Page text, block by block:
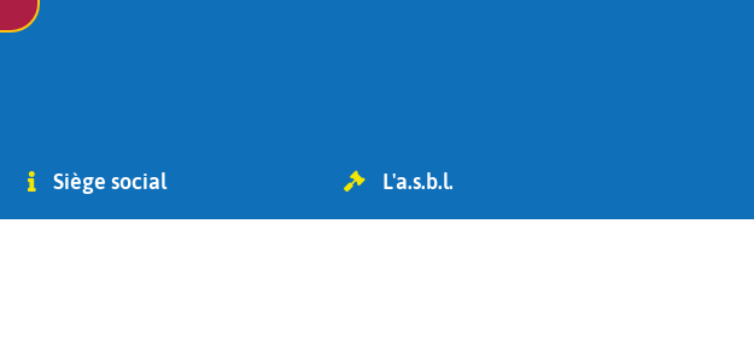
Siège social L'a.s.b.l.